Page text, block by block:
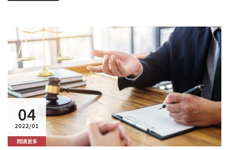
04
2022/01
閱讀更多